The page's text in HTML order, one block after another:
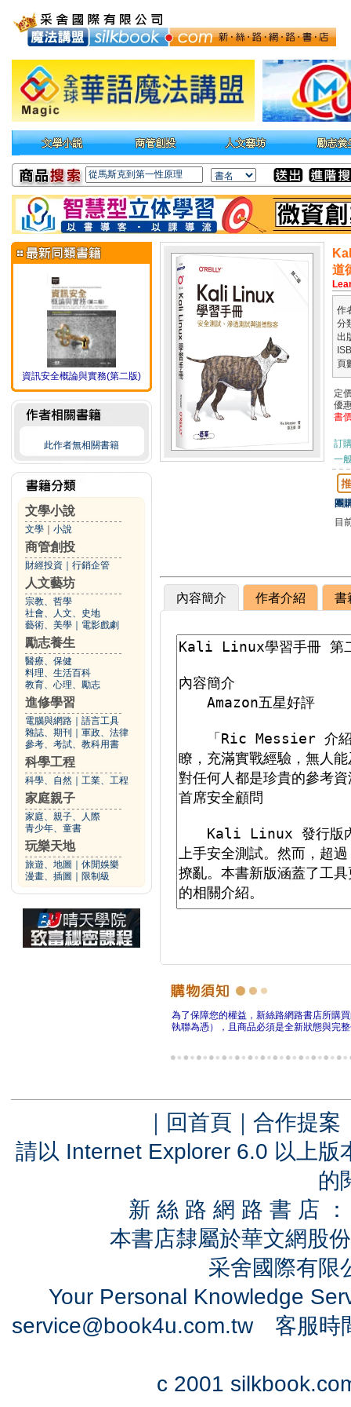
資訊安全概論與實務(第二版)
此作者無相關書籍
文學小說
文學 小說
商管創投
財經投資 行銷企管
人文藝坊
宗教、哲學
社會、人文、史地
藝術、美學
電影戲劇
勵志養生
醫療、保健
料理、生活百科
教育、心理、勵志
進修學習
電腦與網路
語言工具
雜誌、期刊
軍政、法律
參考、考試、教科用書
科學工程
科學、自然 工業、工程
家庭親子
家庭、親子、人際
青少年、童書
玩樂天地
旅遊、地圖
休閒娛樂
漫畫、插圖
限制級
道
作
分
出
頁
定
優
書
訂
一
團
目
內容簡介 作者介紹 書
為了保障您的權益，新絲路網路書店所購
執聯為憑），且商品必須是全新狀態與完
｜ 回首頁 ｜ 合作提案
請以 Internet Explorer 6.0 以上
的
新 絲 路 網 路 書 店
本書店隸屬於華文網股
采舍國際有
Your Personal Knowledge
service@book4u.com.tw客服時
c 2001